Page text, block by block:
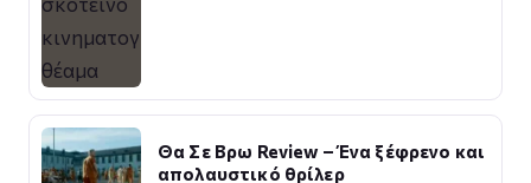
Θα Σε Βρω Review – Ένα ξέφρενο και
απολαυστικό θρίλερ